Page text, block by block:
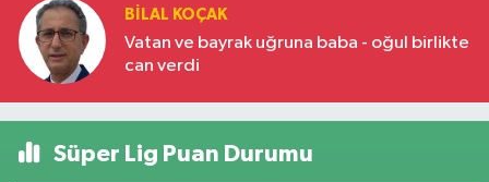
BILAL KOÇAK
Vatan ve bayrak uğruna baba - oğul birlikte
can verdi
Süper Lig Puan Durumu